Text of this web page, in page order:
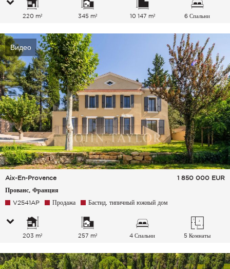
220 m² 345 m² 10 147 m² 6 Спальни
Видео
Aix-En-Provence
Прованс, Франция
1 850 000 EUR
V2541AP Продажа Бастид, типичный южный дом
203 m² 257 m² 4 Спальни 5 Комнаты